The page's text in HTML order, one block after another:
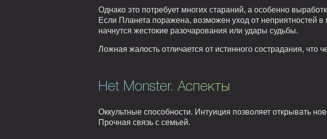
Однако это потребует многих стараний, а особенно
Если Планета поражена, возможен уход от неприятностей
начнутся жестокие разочарования или удары судьбы.
Ложная жалость отличается от истинного сострадания, что
Het Monster. Аспекты
Оккультные способности. Интуиция позволяет открывать
Прочная связь с семьей.